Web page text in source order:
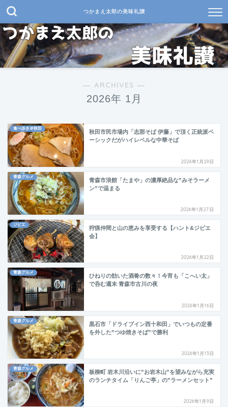
つかまえ太郎の美味礼讃
― ARCHIVES ―
2026年 1月
食べ歩き＠秋田
秋田市民市場内「志那そば 伊藤」で頂く正統派ベ
ーシックだがハイレベルな中華そば
2026年1月29日
青森グルメ
青森市浪館「たまや」の濃厚絶品な”みそラーメ
ン”で温まる
2026年1月27日
ジビエ
狩猟仲間と山の恵みを享受する【ハント&ジビエ
会】
2026年1月22日
青森グルメ
ひねりの効いた酒肴の数々！今宵も「こへい太」
で呑む週末 青森市古川の夜
2026年1月16日
青森グルメ
黒石市「ドライブイン西十和田」でいつもの定番
を外した”つゆ焼きそば”で勝利
2026年1月13日
青森グルメ
板柳町 岩木川沿いに”お岩木山”を望みながら充実
のランチタイム「りんご亭」の”ラーメンセット”
2026年1月9日